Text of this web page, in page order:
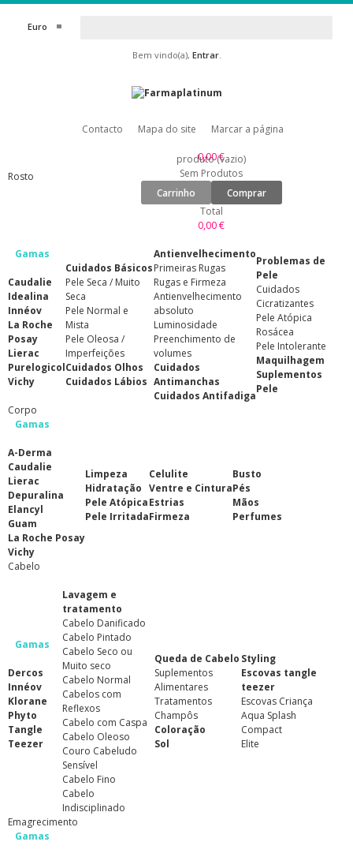
Euro
Bem vindo(a), Entrar.
Contacto Mapa do site Marcar a página
0,00 €
produto (vazio)
Sem Produtos
Carrinho
Comprar
Total
0,00 €
Rosto
Gamas
Caudalie
Idealina
Innéov
La Roche
Posay
Lierac
Purelogicol
Vichy
Cuidados Básicos
Pele Seca / Muito
Seca
Pele Normal e
Mista
Pele Oleosa /
Imperfeições
Cuidados Olhos
Cuidados Lábios
Antienvelhecimento
Primeiras Rugas
Rugas e Firmeza
Antienvelhecimento
absoluto
Luminosidade
Preenchimento de
volumes
Cuidados
Antimanchas
Cuidados Antifadiga
Problemas de
Pele
Cuidados
Cicratizantes
Pele Atópica
Rosácea
Pele Intolerante
Maquilhagem
Suplementos
Pele
Corpo
Gamas
A-Derma
Caudalie
Lierac
Depuralina
Elancyl
Guam
La Roche Posay
Vichy
Limpeza
Hidratação
Pele Atópica
Pele Irritada
Celulite
Ventre e Cintura
Estrias
Firmeza
Busto
Pés
Mãos
Perfumes
Cabelo
Gamas
Dercos
Innéov
Klorane
Phyto
Tangle
Teezer
Lavagem e
tratamento
Cabelo Danificado
Cabelo Pintado
Cabelo Seco ou
Muito seco
Cabelo Normal
Cabelos com
Reflexos
Cabelo com Caspa
Cabelo Oleoso
Couro Cabeludo
Sensível
Cabelo Fino
Cabelo
Indisciplinado
Queda de Cabelo
Suplementos
Alimentares
Tratamentos
Champôs
Coloração
Sol
Styling
Escovas tangle
teezer
Escovas Criança
Aqua Splash
Compact
Elite
Emagrecimento
Gamas